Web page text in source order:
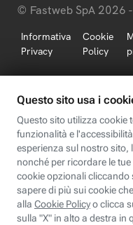
© Fastweb SpA 2026
Informativa
Privacy
Cookie
Policy